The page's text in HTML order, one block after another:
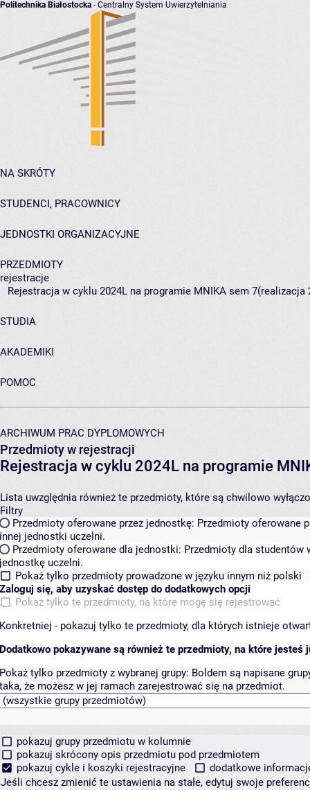
Politechnika Białostocka - Centralny System Uwierzytelniania
NA SKRÓTY
STUDENCI, PRACOWNICY
JEDNOSTKI ORGANIZACYJNE
PRZEDMIOTY
rejestracje
Rejestracja w cyklu 2024L na programie MNIKA sem 7(realizacja
STUDIA
AKADEMIKI
POMOC
ARCHIWUM PRAC DYPLOMOWYCH
Przedmioty w rejestracji
Rejestracja w cyklu 2024L na programie
Lista uwzględnia również te przedmioty, które są chwilowo
Filtry
Przedmioty oferowane przez jednostkę: Przedmioty oferowane
innej jednostki uczelni.
Przedmioty oferowane dla jednostki: Przedmioty dla studentów
jednostkę uczelni.
Pokaż tylko przedmioty prowadzone w języku innym niż polski
Zaloguj się, aby uzyskać dostęp do dodatkowych opcji
Pokaż tylko te przedmioty, na które mogę się rejestrować
Konkretniej - pokazuj tylko te przedmioty, dla których istnieje
Dodatkowo pokazywane są również te przedmioty, na które jesteś
Pokaż tylko przedmioty z wybranej grupy: Boldem są napisane
taka, że możesz w jej ramach zarejestrować się na przedmiot.
pokazuj grupy przedmiotu w kolumnie
pokazuj skrócony opis przedmiotu pod przedmiotem
pokazuj cykle i koszyki rejestracyjne
dodatkowe
Jeśli chcesz zmienić te ustawienia na stałe, edytuj swoje